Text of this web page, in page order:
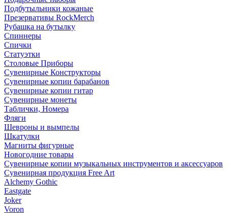
Подбутыльники кожаные
Презервативы RockMerch
Рубашка на бутылку
Спиннеры
Спички
Статуэтки
Столовые Приборы
Сувенирные Конструкторы
Сувенирные копии барабанов
Сувенирные копии гитар
Сувенирные монеты
Таблички, Номера
Фляги
Шевроны и вымпелы
Шкатулки
Магниты фигурные
Новогодние товары
Сувенирные копии музыкальных инструментов и аксессуаров
Сувенирная продукция Free Art
Alchemy Gothic
Eastgate
Joker
Voron